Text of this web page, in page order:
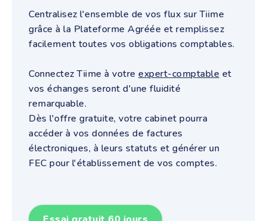
Centralisez l'ensemble de vos flux sur Tiime
grâce à la Plateforme Agréée et remplissez
facilement toutes vos obligations comptables.
Connectez Tiime à votre expert-comptable et
vos échanges seront d'une fluidité
remarquable.
Dès l'offre gratuite, votre cabinet pourra
accéder à vos données de factures
électroniques, à leurs statuts et générer un
FEC pour l'établissement de vos comptes.